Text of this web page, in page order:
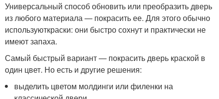
Универсальный способ обновить или преобразить дверь
из любого материала — покрасить ее. Для этого обычно
используюткраски: они быстро сохнут и практически не
имеют запаха.
Самый быстрый вариант — покрасить дверь краской в
один цвет. Но есть и другие решения:
выделить цветом молдинги или филенки на